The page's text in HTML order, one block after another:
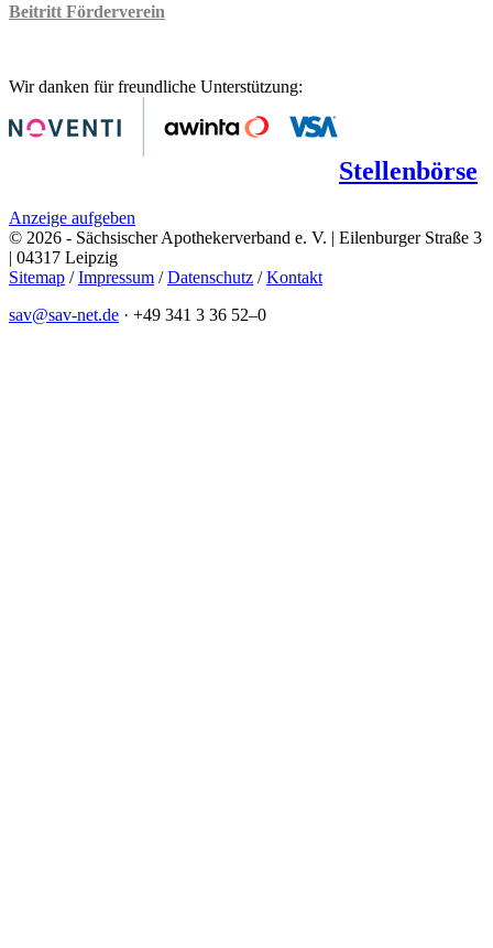
Beitritt Förderverein
Wir danken für freundliche Unterstützung:
Stellenbörse
Anzeige aufgeben
© 2026 - Sächsischer Apothekerverband e. V. | Eilenburger Straße 3
| 04317 Leipzig
Sitemap /Impressum /Datenschutz /Kontakt
sav@sav-net.de · +49 341 3 36 52–0